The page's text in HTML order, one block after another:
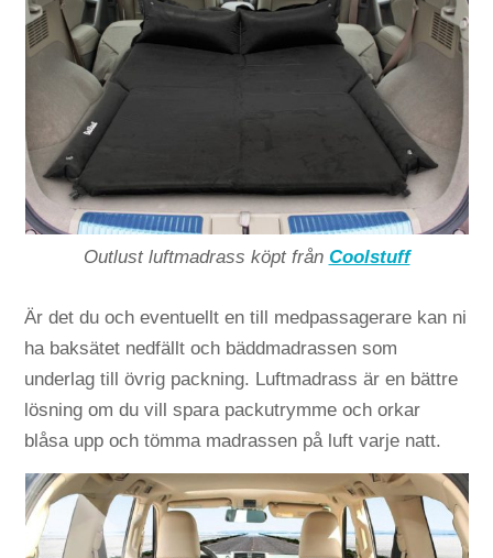
Outlust luftmadrass köpt från Coolstuff
Är det du och eventuellt en till medpassagerare kan ni
ha baksätet nedfällt och bäddmadrassen som
underlag till övrig packning. Luftmadrass är en bättre
lösning om du vill spara packutrymme och orkar
blåsa upp och tömma madrassen på luft varje natt.